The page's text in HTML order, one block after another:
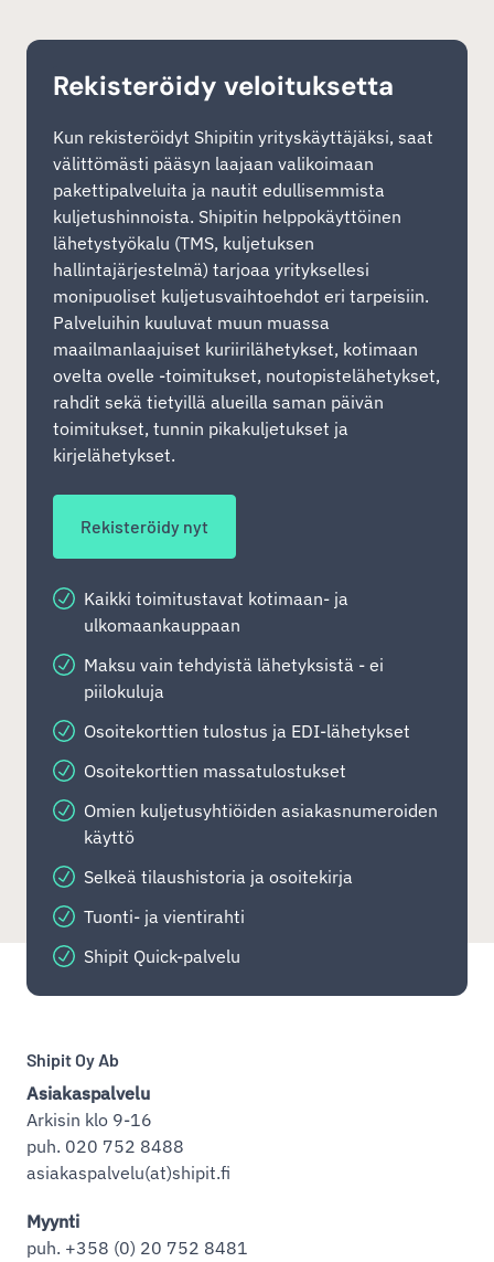
Rekisteröidy veloituksetta
Kun rekisteröidyt Shipitin yrityskäyttäjäksi, saat
välittömästi pääsyn laajaan valikoimaan
pakettipalveluita ja nautit edullisemmista
kuljetushinnoista. Shipitin helppokäyttöinen
lähetystyökalu (TMS, kuljetuksen
hallintajärjestelmä) tarjoaa yrityksellesi
monipuoliset kuljetusvaihtoehdot eri tarpeisiin.
Palveluihin kuuluvat muun muassa
maailmanlaajuiset kuriirilähetykset, kotimaan
ovelta ovelle -toimitukset, noutopistelähetykset,
rahdit sekä tietyillä alueilla saman päivän
toimitukset, tunnin pikakuljetukset ja
kirjelähetykset.
Rekisteröidy nyt
Kaikki toimitustavat kotimaan- ja
ulkomaankauppaan
Maksu vain tehdyistä lähetyksistä - ei
piilokuluja
Osoitekorttien tulostus ja EDI-lähetykset
Osoitekorttien massatulostukset
Omien kuljetusyhtiöiden asiakasnumeroiden
käyttö
Selkeä tilaushistoria ja osoitekirja
Tuonti- ja vientirahti
Shipit Quick-palvelu
Shipit Oy Ab
Asiakaspalvelu
Arkisin klo 9-16
puh. 020 752 8488
asiakaspalvelu(at)shipit.fi
Myynti
puh. +358 (0) 20 752 8481